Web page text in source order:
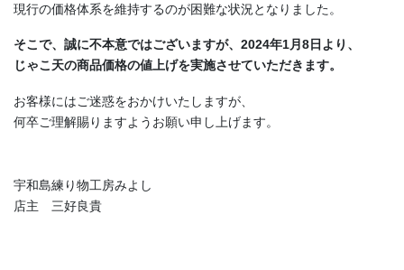
現行の価格体系を維持するのが困難な状況となりました。
そこで、誠に不本意ではございますが、2024年1月8日より、
じゃこ天の商品価格の値上げを実施させていただきます。
お客様にはご迷惑をおかけいたしますが、
何卒ご理解賜りますようお願い申し上げます。
宇和島練り物工房みよし
店主 三好良貴